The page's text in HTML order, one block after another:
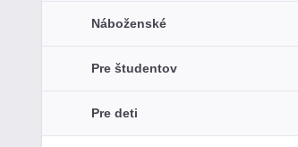
Náboženské
Pre študentov
Pre deti